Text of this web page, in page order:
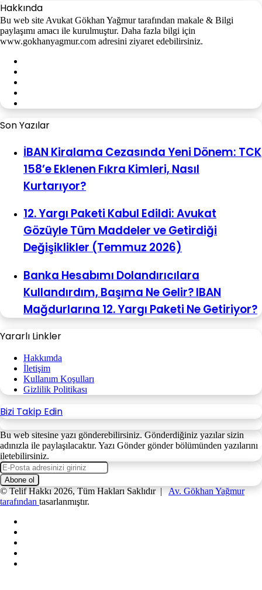
Hakkında
Bu web site Avukat Gökhan Yağmur tarafından makale & Bilgi
paylaşımı amacı ile kurulmuştur. Daha fazla bilgi için
www.gokhanyagmur.com adresini ziyaret edebilirsiniz.
Son Yazılar
İBAN Kiralama Cezasında Yeni Dönem: TCK
158’e Eklenen Fıkra Kimleri, Nasıl
Kurtarıyor?
12. Yargı Paketi Kabul Edildi: Avukat
Gözüyle Tüm Maddeler ve Getirdiği
Değişiklikler (Temmuz 2026)
Banka Hesabımı Dolandırıcılara
Kullandırdım, Başıma Ne Gelir? IBAN
Mağdurlarına 12. Yargı Paketi Ne Getiriyor?
Yararlı Linkler
Hakkımda
İletişim
Kullanım Koşulları
Gizlilik Politikası
Bizi Takip Edin
Bu web sitesine yazı gönderebilirsiniz. Gönderdiğiniz yazılar sizin
adınızla ile paylaşılacaktır. Yazı Gönder gönder bölümünden yazılarını
iletebilirsiniz.
E-
Posta
adresinizi
giriniz
© Telif Hakkı 2026, Tüm Hakları Saklıdır |Av. Gökhan Yağmur
tarafından tasarlanmıştır.